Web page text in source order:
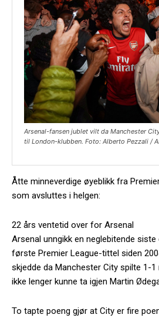
Arsenal-fansen jublet vilt da Manchester
til London-klubben. Foto: Alberto Pezzali /
Åtte minneverdige øyeblikk fra
som avsluttes i helgen:
22 års ventetid over for Arsenal
Arsenal unngikk en neglebitende
første Premier League-tittel siden
skjedde da Manchester City spilte 1-
ikke lenger kunne ta igjen Martin
To tapte poeng gjør at City er fire